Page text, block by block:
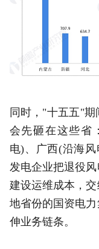
同时，"十五五"
会先砸在这些省
电)、广西(沿海
发电企业把退役
建设运维成本，
地省份的国资电
伸业务链条。